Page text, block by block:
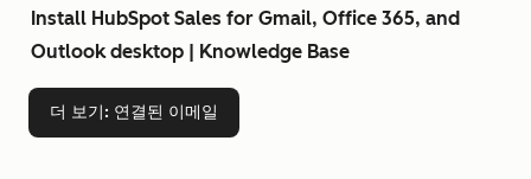
Install HubSpot Sales for Gmail, Office 365, and
Outlook desktop | Knowledge Base
더 보기: 연결된 이메일